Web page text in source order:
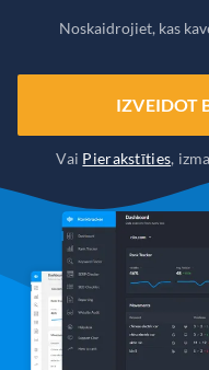
Noskaidrojiet, kas
IZVEIDOT
Vai Pierakstīties,